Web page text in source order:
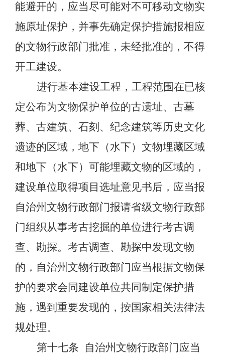
能避开的， 应当尽可能对不可移动文物实
施原址保护，并事先确定保护措施报相应
的文物行政部门批准，未经批准的，不得
开工建设。
进行基本建设工程，工程范围在已核
定公布为文物保护单位的古遗址、古墓
葬、古建筑、石刻、纪念建筑等历史文化
遗迹的区域，地下（水下）文物埋藏区域
和地下（水下）可能埋藏文物的区域的，
建设单位取得项目选址意见书后， 应当报
自治州文物行政部门报请省级文物行政部
门组织从事考古挖掘的单位进行考古调
查、勘探。考古调查、勘探中发现文物
的，自治州文物行政部门应当根据文物保
护的要求会同建设单位共同制定保护措
施，遇到重要发现的，按国家相关法律法
规处理。
第十七条
自治州文物行政部门应当